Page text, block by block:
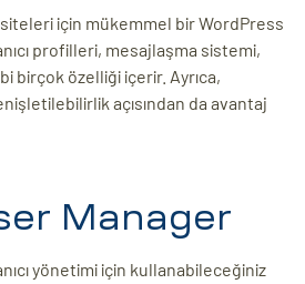
için mükemmel bir WordPress
profilleri, mesajlaşma sistemi,
birçok özelliği içerir. Ayrıca,
açısından da avantaj
Manager
yönetimi için kullanabileceğiniz